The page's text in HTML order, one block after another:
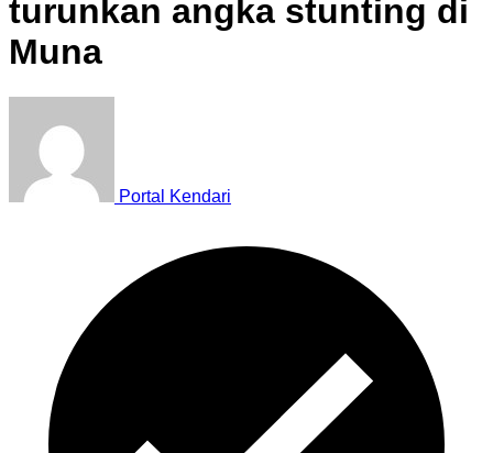
turunkan angka stunting di
Muna
Portal Kendari